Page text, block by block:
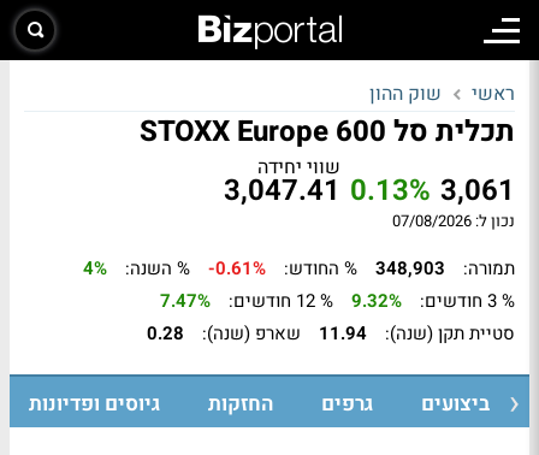
ראשי שוק ההון
תכלית סל STOXX Europe 600
3,061
0.13%
שווי יחידה
3,047.41
נכון ל: 07/08/2026
תמורה: 348,903 % החודש: -0.61% % השנה:
4%
% 3 חודשים:
9.32% % 12 חודשים:
7.47%
סטיית תקן (שנה):
11.94 שארפ (שנה): 0.28
ביצועים גרפים החזקות גיוסים ופדיונות